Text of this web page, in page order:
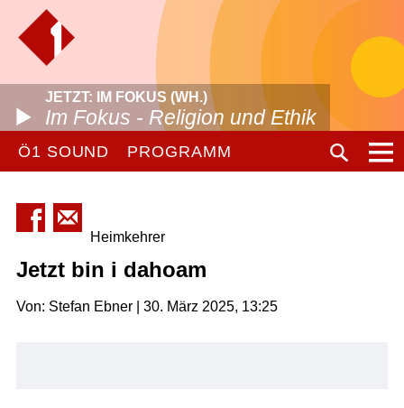
JETZT: IM FOKUS (WH.)
Im Fokus - Religion und Ethik
Ö1 SOUND PROGRAMM
Heimkehrer
Jetzt bin i dahoam
Von: Stefan Ebner | 30. März 2025, 13:25